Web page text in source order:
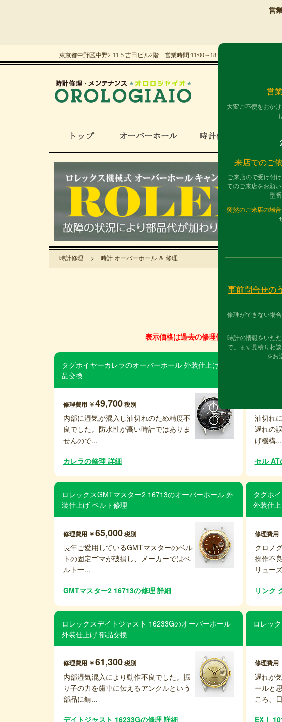
営
営
大変ご不便をおか
来店でのご
ご来店ので受け付
てのご来店をお願
型
突然のご来店の場
事前問合せの
修理ができない場
時計の情報をいた
で、まず見積り相
をお
東京都中野区中野2-11-5 吉田ビル2階 営業時間:11:00～18:00 土日・祝日 お休み
時計修理 > 時計 オーバーホール ＆ 修理
過去にご依頼
表示価格は過去の修理価格で、現在は異な
タグホイヤーカレラのオーバーホール 外装仕上げ 部
品交換
修理費用 ￥49,700税別
内部に湿気が混入し油切れのため精度不
良でした。防水性が高い時計ではありま
せんので...
カレラの修理 詳細
タグホ
油切れ
遅れの
げ機構...
セル AT
ロレックスGMTマスター2 16713のオーバーホール 外
装仕上げ ベルト修理
修理費用 ￥65,000税別
長年ご愛用しているGMTマスターのベル
トの固定ゴマが破損し、メーカーではベ
ルト一...
GMTマスター2 16713の修理 詳細
タグホ
外装仕
修理費用
クロノ
操作不
リュー
リンク
ロレックスデイトジャスト 16233Gのオーバーホール
外装仕上げ 部品交換
修理費用 ￥61,300税別
内部湿気混入により動作不良でした。振
り子の力を歯車に伝えるアンクルという
部品に錆...
デイトジャスト 16233Gの修理 詳細
ロレッ
修理費用
遅れが
ールと
ころ、
EXⅠ